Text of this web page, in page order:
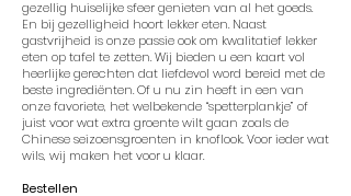
gezellig huiselijke sfeer genieten van al het goeds.
En bij gezelligheid hoort lekker eten. Naast
gastvrijheid is onze passie ook om kwalitatief lekker
eten op tafel te zetten. Wij bieden u een kaart vol
heerlijke gerechten dat liefdevol word bereid met de
beste ingrediënten. Of u nu zin heeft in een van
onze favoriete, het welbekende “spetterplankje” of
juist voor wat extra groente wilt gaan zoals de
Chinese seizoensgroenten in knoflook. Voor ieder wat
wils, wij maken het voor u klaar.
Bestellen